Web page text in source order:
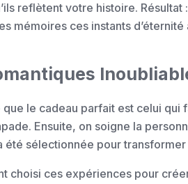
reflètent votre histoire.
mémoires ces instants d’éternité
le cadeau parfait est celui qui
Ensuite, on soigne la
été sélectionnée pour
choisi ces expériences pour